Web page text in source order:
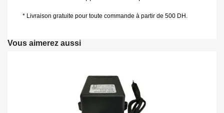
* Livraison gratuite pour toute commande à partir de 500 DH.
Vous aimerez aussi